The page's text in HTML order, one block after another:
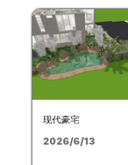
现代豪宅
2026/6/13